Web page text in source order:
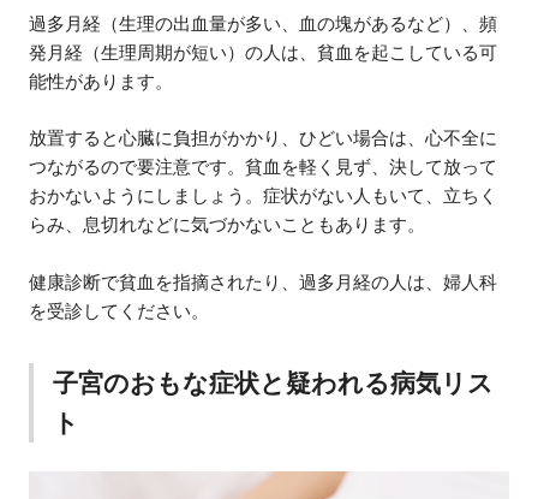
過多月経（生理の出血量が多い、血の塊があるなど）、頻
発月経（生理周期が短い）の人は、貧血を起こしている可
能性があります。
放置すると心臓に負担がかかり、ひどい場合は、心不全に
つながるので要注意です。貧血を軽く見ず、決して放って
おかないようにしましょう。症状がない人もいて、立ちく
らみ、息切れなどに気づかないこともあります。
健康診断で貧血を指摘されたり、過多月経の人は、婦人科
を受診してください。
子宮のおもな症状と疑われる病気リス
ト